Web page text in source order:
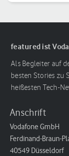
featured ist
Als Begleiter auf
besten Stories zu
heißesten Tech-
Anschrift
Vodafone GmbH
Ferdinand-Braun-
40549 Düsseldorf